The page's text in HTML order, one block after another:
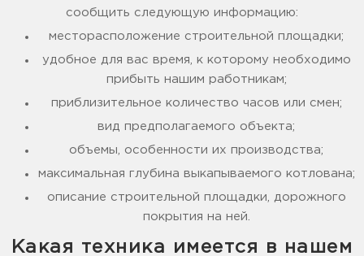
сообщить следующую информацию:
месторасположение строительной площадки;
удобное для вас время, к которому необходимо
прибыть нашим работникам;
приблизительное количество часов или смен;
вид предполагаемого объекта;
объемы, особенности их производства;
максимальная глубина выкапываемого котлована;
описание строительной площадки, дорожного
покрытия на ней.
Какая техника имеется в нашем